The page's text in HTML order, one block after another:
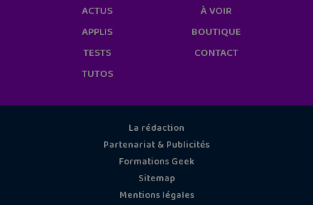
ACTUS
APPLIS
TESTS
TUTOS
À VOIR
BOUTIQUE
CONTACT
La rédaction
Partenariat & Publicités
Formations Geek
Sitemap
Mentions légales